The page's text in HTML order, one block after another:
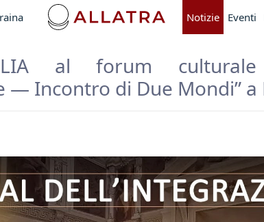
Notizie Eventi
al forum culturale
— Incontro di Due Mondi” a